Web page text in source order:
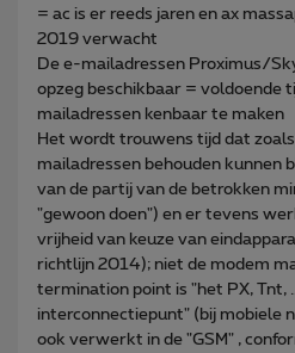
= ac is er reeds jaren en ax
2019 verwacht
De e-mailadressen Proximus/
opzeg beschikbaar = voldoende
mailadressen kenbaar te maken
Het wordt trouwens tijd dat
mailadressen behouden kunnen
van de partij van de betrokken
"gewoon doen") en er tevens
vrijheid van keuze van
richtlijn 2014); niet de modem
termination point is "het PX, Tnt,
interconnectiepunt" (bij mobiele
ook verwerkt in de "GSM" ,